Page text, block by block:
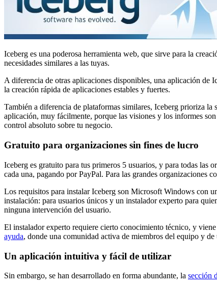
Iceberg es una poderosa herramienta web, que sirve para la
necesidades similares a las tuyas.
A diferencia de otras aplicaciones disponibles, una aplicación de
la creación rápida de aplicaciones estables y fuertes.
También a diferencia de plataformas similares, Iceberg prioriza
aplicación, muy fácilmente, porque las visiones y los informes
control absoluto sobre tu negocio.
Gratuito para organizaciones sin fines de lucro
Iceberg es gratuito para tus primeros 5 usuarios, y para todas las
cada una, pagando por PayPal. Para las grandes organizaciones
Los requisitos para instalar Iceberg son Microsoft Windows con
instalación: para usuarios únicos y un instalador experto para
ninguna intervención del usuario.
El instalador experto requiere cierto conocimiento técnico, y
ayuda, donde una comunidad activa de miembros del equipo y
Un aplicación intuitiva y fácil de utilizar
Sin embargo, se han desarrollado en forma abundante, la sección